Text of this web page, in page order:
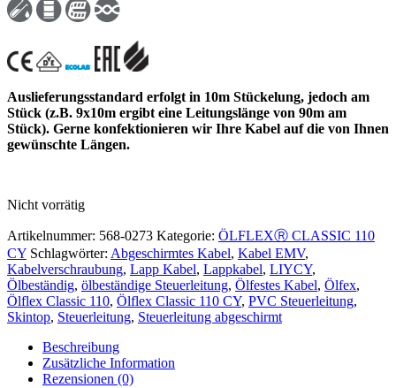
Auslieferungsstandard erfolgt in 10m Stückelung, jedoch am
Stück (z.B. 9x10m ergibt eine Leitungslänge von 90m am
Stück). Gerne konfektionieren wir Ihre Kabel auf die von Ihnen
gewünschte Längen.
Nicht vorrätig
Artikelnummer: 568-0273 Kategorie: ÖLFLEXⓇ CLASSIC 110
CY Schlagwörter: Abgeschirmtes Kabel, Kabel EMV,
Kabelverschraubung, Lapp Kabel, Lappkabel, LIYCY,
Ölbeständig, ölbeständige Steuerleitung, Ölfestes Kabel, Ölfex,
Ölflex Classic 110, Ölflex Classic 110 CY, PVC Steuerleitung,
Skintop, Steuerleitung, Steuerleitung abgeschirmt
Beschreibung
Zusätzliche Information
Rezensionen (0)